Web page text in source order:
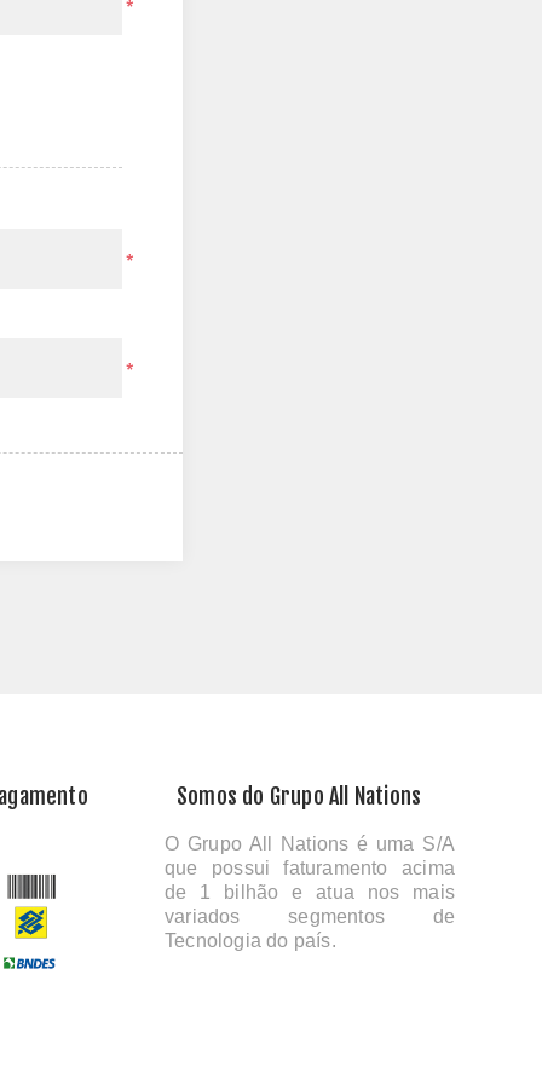
*
*
*
Somos do Grupo All Nations
O Grupo All Nations é uma S/A
que possui faturamento acima
de 1 bilhão e atua nos mais
variados segmentos de
Tecnologia do país.